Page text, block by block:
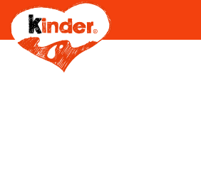
Skip
to
main
content